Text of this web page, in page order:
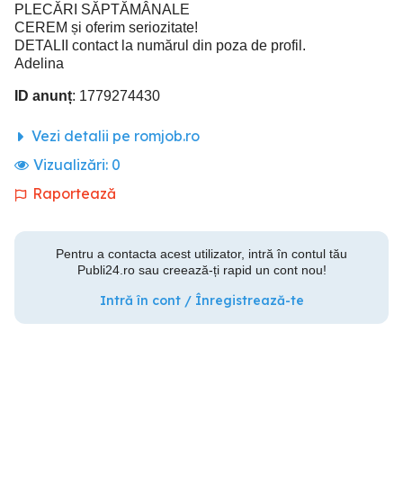
PLECĂRI SĂPTĂMÂNALE
CEREM și oferim seriozitate!
DETALII contact la numărul din poza de profil.
Adelina
ID anunț: 1779274430
Vezi detalii pe romjob.ro
Vizualizări: 0
Raportează
Pentru a contacta acest utilizator, intră în contul tău
Publi24.ro sau creează-ți rapid un cont nou!
Intră în cont / Înregistrează-te